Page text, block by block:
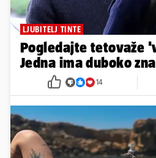
LJUBITELJ TINTE
Pogledajte tetovaže
Jedna ima duboko
14